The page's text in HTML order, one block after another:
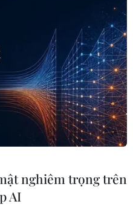
Jens Laerke ngày
đã cho phép Liên hợp
khu vực phía Đông
nghiêm trọng trên
AI